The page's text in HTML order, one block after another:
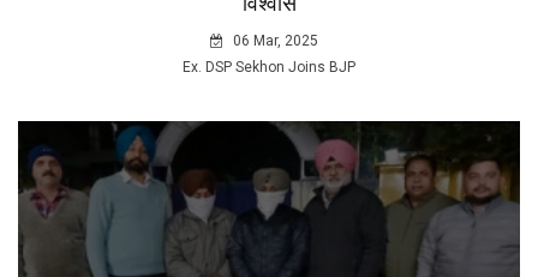
06 Mar, 2025
Ex. DSP Sekhon Joins BJP